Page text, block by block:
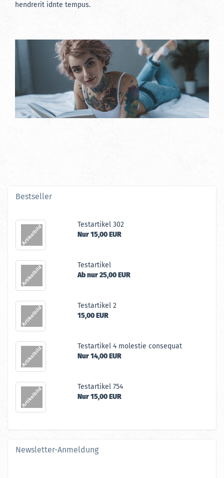
hendrerit idnte tempus.
Bestseller
Te­st­ar­ti­kel 302
Nur 15,00 EUR
Te­st­ar­ti­kel
Ab nur 25,00 EUR
Te­st­ar­ti­kel 2
15,00 EUR
Te­st­ar­ti­kel 4 mo­lestie con­se­quat
Nur 14,00 EUR
Te­st­ar­ti­kel 754
Nur 15,00 EUR
Newsletter-Anmeldung